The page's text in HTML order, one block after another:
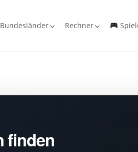
Bundesländer Rechner
finden